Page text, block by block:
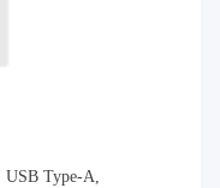
USB Type-A,